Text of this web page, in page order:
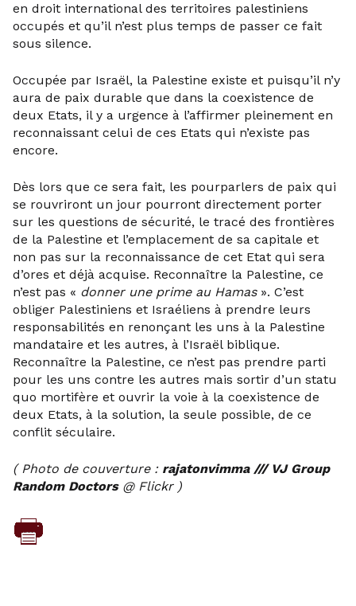
en droit international des territoires palestiniens
occupés et qu’il n’est plus temps de passer ce fait
sous silence.
Occupée par Israël, la Palestine existe et puisqu’il n’y
aura de paix durable que dans la coexistence de
deux Etats, il y a urgence à l’affirmer pleinement en
reconnaissant celui de ces Etats qui n’existe pas
encore.
Dès lors que ce sera fait, les pourparlers de paix qui
se rouvriront un jour pourront directement porter
sur les questions de sécurité, le tracé des frontières
de la Palestine et l’emplacement de sa capitale et
non pas sur la reconnaissance de cet Etat qui sera
d’ores et déjà acquise. Reconnaître la Palestine, ce
n’est pas « donner une prime au Hamas». C’est
obliger Palestiniens et Israéliens à prendre leurs
responsabilités en renonçant les uns à la Palestine
mandataire et les autres, à l’Israël biblique.
Reconnaître la Palestine, ce n’est pas prendre parti
pour les uns contre les autres mais sortir d’un statu
quo mortifère et ouvrir la voie à la coexistence de
deux Etats, à la solution, la seule possible, de ce
conflit séculaire.
( Photo de couverture : rajatonvimma /// VJ Group
Random Doctors@ Flickr )